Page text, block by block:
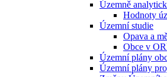
Územně
Hodnoty
Územní studie
Opava a
Obce v
Územní plány
Územní plány